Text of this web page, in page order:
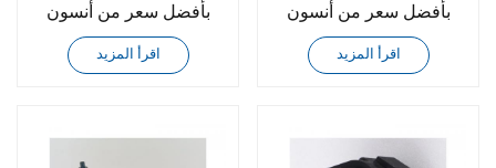
بأفضل سعر من أنسون
PVF-15-55-10
اقرأ المزيد
بأفضل سعر من أنسون
PVF-30-70-10S
اقرأ المزيد